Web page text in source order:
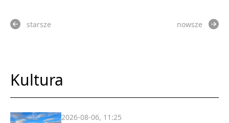
starsze nowsze
Kultura
2026-08-06, 11:25